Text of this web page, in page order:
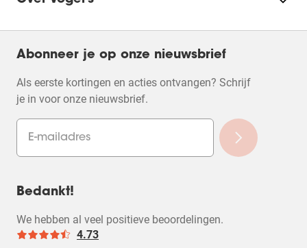
Abonneer je op onze nieuwsbrief
Als eerste kortingen en acties ontvangen? Schrijf
je in voor onze nieuwsbrief.
Bedankt!
We hebben al veel positieve beoordelingen.
4.73